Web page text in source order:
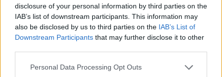
disclosure of your personal information by third parties on the
IAB’s list of downstream participants. This information may
also be disclosed by us to third parties on the IAB’s List of
Downstream Participants that may further disclose it to other
Personal Data Processing Opt Outs
Nan bon, là on déconne VRAIMENT : plus
sérieusement, le sexe au bureau, on oublie. Et puis en
plus, si c'est nul, c'est encore plus la loose de se faire virer
sans orgasme !
collègue qui tapaittrès fort sur le sien, du genre à en